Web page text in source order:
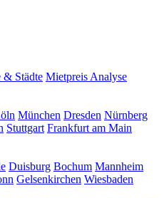
& Städte Mietpreis Analyse
München Dresden Nürnberg
Stuttgart Frankfurt am Main
Duisburg Bochum Mannheim
Gelsenkirchen Wiesbaden